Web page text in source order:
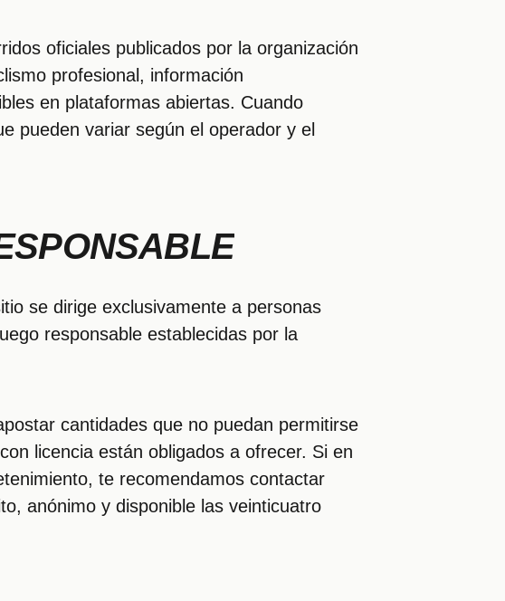
oficiales publicados por la organización
profesional, información
en plataformas abiertas. Cuando
pueden variar según el operador y el
se dirige exclusivamente a personas
responsable establecidas por la
cantidades que no puedan permitirse
licencia están obligados a ofrecer. Si en
te recomendamos contactar
anónimo y disponible las veinticuatro